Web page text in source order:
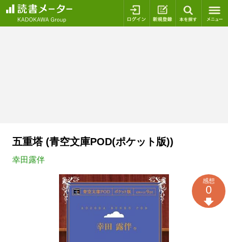
ログイン 新規登録
五重塔 (青空文庫POD(ポケット版))
幸田露伴
感想
0